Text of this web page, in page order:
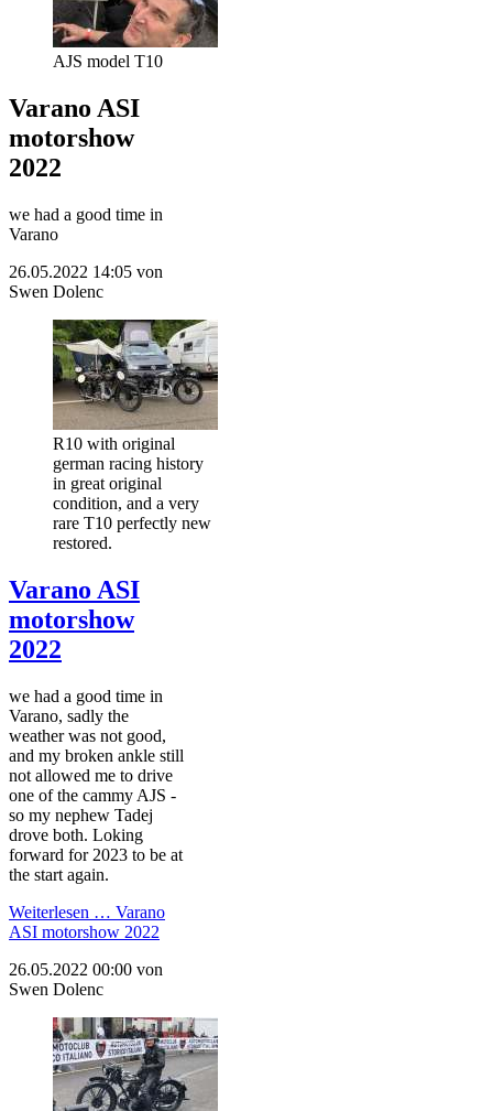
AJS model T10
Varano ASI
motorshow
2022
we had a good time in
Varano
26.05.2022 14:05 von
Swen Dolenc
R10 with original
german racing history
in great original
condition, and a very
rare T10 perfectly new
restored.
Varano ASI
motorshow
2022
we had a good time in
Varano, sadly the
weather was not good,
and my broken ankle still
not allowed me to drive
one of the cammy AJS -
so my nephew Tadej
drove both. Loking
forward for 2023 to be at
the start again.
Weiterlesen … Varano
ASI motorshow 2022
26.05.2022 00:00 von
Swen Dolenc